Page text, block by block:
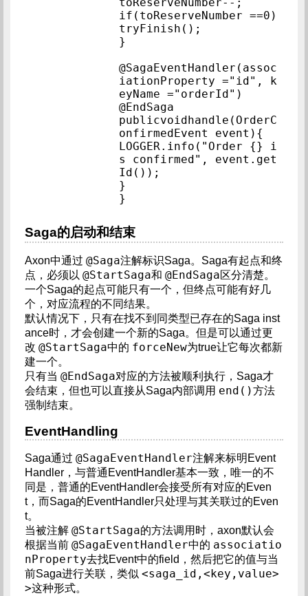
}
@SagaEventHandler(assoc
iationProperty ="id", k
@EndSaga
publicvoidhandle(OrderC
LOGGER.info("Order {} i
s confirmed", event.get
Id());
}
}
Saga的启动和结束
Axon中通过 @Saga注解标识Saga。Saga有起点和终
点，必须以 @StartSaga和 @EndSaga区分清楚。
一个Saga的起点可能只有一个，但终点可能有好几
个，对应流程的不同结果。
默认情况下，只有在找不到同类型已存在的Saga inst
ance时，才会创建一个新的Saga。但是可以通过更
改 @StartSaga中的 forceNew为true让它每次都新
建一个。
只有当 @EndSaga对应的方法被顺利执行，Saga才
会结束，但也可以直接从Saga内部调用 end()方法
强制结束。
EventHandling
Saga通过 @SagaEventHandler注解来标明Event
Handler，与普通EventHandler基本一致，唯一的不
同是，普通的EventHandler会接受所有对应的Even
t，而Saga的EventHandler只处理与其关联过的Even
t。
当被注解 @StartSaga的方法调用时，axon默认会
根据当前 @SagaEventHandler中的 associatio
nProperty去找Event中的field，然后把它的值与当
前Saga进行关联，类似 <saga_id,<key,value>
>这种形式。